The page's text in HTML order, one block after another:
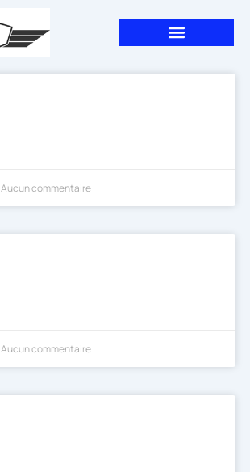
Aucun commentaire
Aucun commentaire